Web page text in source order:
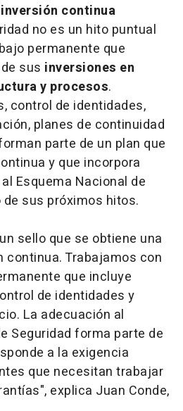
continua
no es un hito puntual
permanente que
sus inversiones en
y procesos.
control de identidades,
planes de continuidad
parte de un plan que
y que incorpora
Esquema Nacional de
sus próximos hitos.
sello que se obtiene una
continua. Trabajamos con
que incluye
de identidades y
La adecuación al
Seguridad forma parte de
a la exigencia
que necesitan trabajar
explica Juan Conde,